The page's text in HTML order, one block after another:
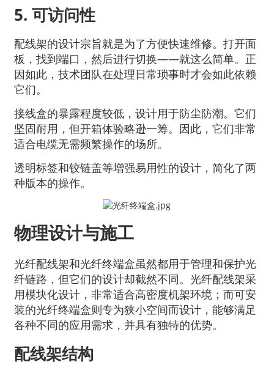
5. 可访问性
配线架的设计宗旨就是为了方便快速维修。打开面
板，找到端口，然后进行切换——就这么简单。正
因如此，技术团队在处理日常琐事时才会如此依赖
它们。
接线盒的暴露程度较低，设计用于防尘防潮。它们
坚固耐用，但开箱体验略逊一筹。因此，它们非常
适合电缆无需频繁操作的场所。
透明标签和铰链盖等增强易用性的设计，简化了两
种版本的操作。
物理设计与施工
光纤配线架和光纤终端盒虽然都用于管理和保护光
纤链路，但它们的设计却截然不同。光纤配线架采
用模块化设计，非常适合高密度机架环境；而可安
装的光纤终端盒则专为狭小空间而设计，能够满足
各种不同的应用需求，并具有独特的优势。
配线架结构